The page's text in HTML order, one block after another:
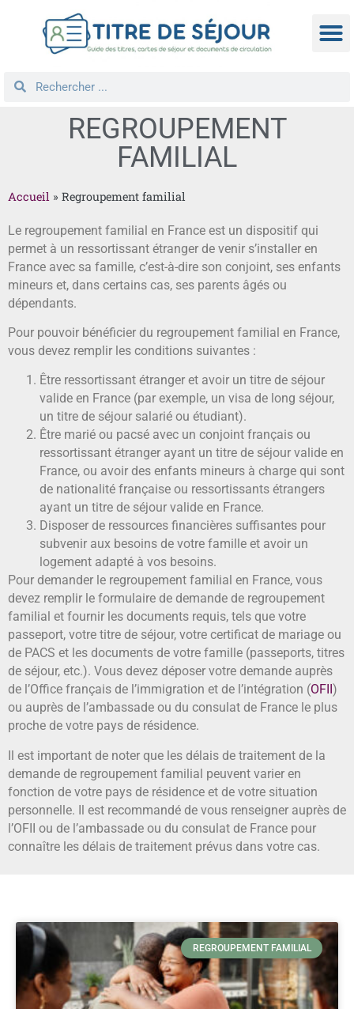
REGROUPEMENT
FAMILIAL
Accueil » Regroupement familial
Le regroupement familial en France est un dispositif qui
permet à un ressortissant étranger de venir s’installer en
France avec sa famille, c’est-à-dire son conjoint, ses enfants
mineurs et, dans certains cas, ses parents âgés ou
dépendants.
Pour pouvoir bénéficier du regroupement familial en France,
vous devez remplir les conditions suivantes :
Être ressortissant étranger et avoir un titre de séjour
valide en France (par exemple, un visa de long séjour,
un titre de séjour salarié ou étudiant).
Être marié ou pacsé avec un conjoint français ou
ressortissant étranger ayant un titre de séjour valide en
France, ou avoir des enfants mineurs à charge qui sont
de nationalité française ou ressortissants étrangers
ayant un titre de séjour valide en France.
Disposer de ressources financières suffisantes pour
subvenir aux besoins de votre famille et avoir un
logement adapté à vos besoins.
Pour demander le regroupement familial en France, vous
devez remplir le formulaire de demande de regroupement
familial et fournir les documents requis, tels que votre
passeport, votre titre de séjour, votre certificat de mariage ou
de PACS et les documents de votre famille (passeports, titres
de séjour, etc.). Vous devez déposer votre demande auprès
de l’Office français de l’immigration et de l’intégration (OFII )
ou auprès de l’ambassade ou du consulat de France le plus
proche de votre pays de résidence.
Il est important de noter que les délais de traitement de la
demande de regroupement familial peuvent varier en
fonction de votre pays de résidence et de votre situation
personnelle. Il est recommandé de vous renseigner auprès de
l’OFII ou de l’ambassade ou du consulat de France pour
connaître les délais de traitement prévus dans votre cas.
REGROUPEMENT FAMILIAL